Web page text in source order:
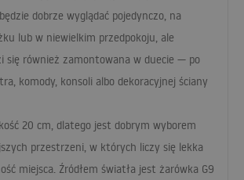
dobrze wyglądać pojedynczo, na
lub w niewielkim przedpokoju, ale
się również zamontowana w duecie — po
komody, konsoli albo dekoracyjnej ściany
20 cm, dlatego jest dobrym wyborem
przestrzeni, w których liczy się lekka
miejsca. Źródłem światła jest żarówka G9